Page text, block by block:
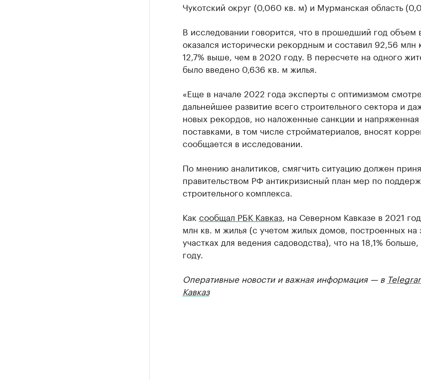
Чукотский округ (0,060 кв. м) и Мурманская область
В исследовании говорится, что в прошедший год объем
оказался исторически рекордным и составил 92,56 млн
12,7% выше, чем в 2020 году. В пересчете на одного
было введено 0,636 кв. м жилья.
«Еще в начале 2022 года эксперты с оптимизмом
дальнейшее развитие всего строительного сектора и
новых рекордов, но наложенные санкции и напряженная
поставками, в том числе стройматериалов, вносят
сообщается в исследовании.
По мнению аналитиков, смягчить ситуацию должен
правительством РФ антикризисный план мер по
строительного комплекса.
Как сообщал РБК Кавказ, на Северном Кавказе в 2021
млн кв. м жилья (с учетом жилых домов, построенных на
участках для ведения садоводства), что на 18,1%
году.
Оперативные новости и важная информация — в
Кавказ